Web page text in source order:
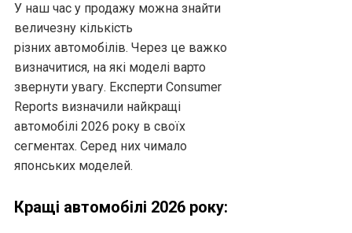
У наш час у продажу можна знайти
величезну кількість
різних автомобілів. Через це важко
визначитися, на які моделі варто
звернути увагу. Експерти Consumer
Reports визначили найкращі
автомобілі 2026 року в своїх
сегментах. Серед них чимало
японських моделей.
Кращі автомобілі 2026 року: